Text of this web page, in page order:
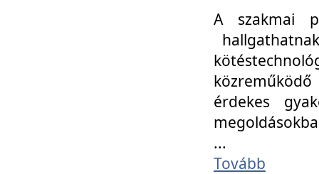
A szakmai
érdekes
...
Tovább